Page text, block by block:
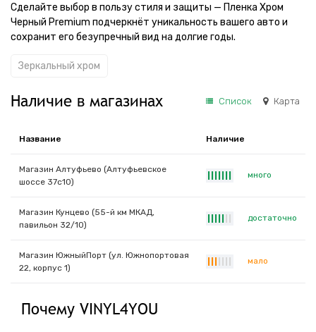
Сделайте выбор в пользу стиля и защиты — Пленка Хром
Черный Premium подчеркнёт уникальность вашего авто и
сохранит его безупречный вид на долгие годы.
Зеркальный хром
Наличие в магазинах Список Карта
Название Наличие
Магазин Алтуфьево (Алтуфьевское
шоссе 37с10)
много
Магазин Кунцево (55-й км МКАД,
павильон 32/10)
достаточно
Магазин ЮжныйПорт (ул. Южнопортовая
22, корпус 1)
мало
Почему VINYL4YOU